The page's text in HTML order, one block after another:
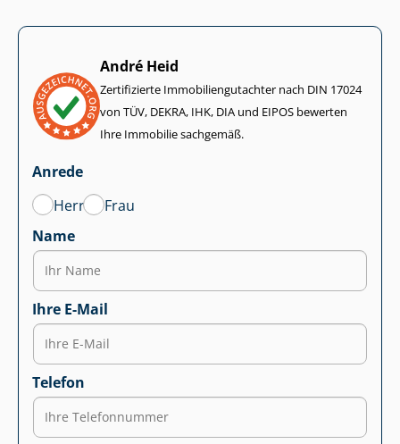
André Heid
Zertifizierte Im­mo­bi­li­en­gut­ach­ter nach DIN 17024
von TÜV, DEKRA, IHK, DIA und EIPOS bewerten
Ihre Immobilie sachgemäß.
Anrede
Herr
Frau
Name
Ihre E-Mail
Telefon